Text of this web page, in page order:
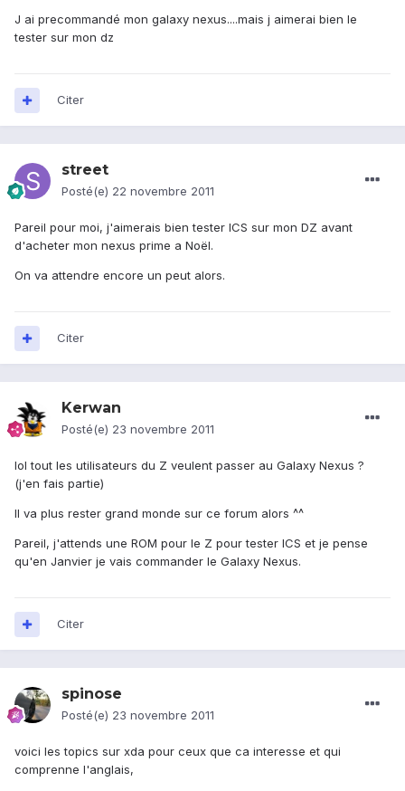
J ai precommandé mon galaxy nexus....mais j aimerai bien le
tester sur mon dz
Citer
street
Posté(e) 22 novembre 2011
Pareil pour moi, j'aimerais bien tester ICS sur mon DZ avant
d'acheter mon nexus prime a Noël.
On va attendre encore un peut alors.
Citer
Kerwan
Posté(e) 23 novembre 2011
lol tout les utilisateurs du Z veulent passer au Galaxy Nexus ?
(j'en fais partie)
Il va plus rester grand monde sur ce forum alors ^^
Pareil, j'attends une ROM pour le Z pour tester ICS et je pense
qu'en Janvier je vais commander le Galaxy Nexus.
Citer
spinose
Posté(e) 23 novembre 2011
voici les topics sur xda pour ceux que ca interesse et qui
comprenne l'anglais,